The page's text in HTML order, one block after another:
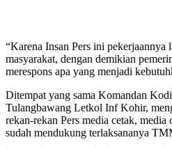
“Karena Insan Pers ini pekerjaannya
masyarakat, dengan demikian
merespons apa yang menjadi
Ditempat yang sama Komandan
Tulangbawang Letkol Inf Kohir,
rekan-rekan Pers media cetak,
sudah mendukung terlaksananya